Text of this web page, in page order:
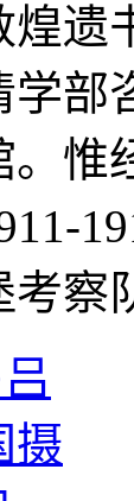
煌遗
学部
。惟
考察